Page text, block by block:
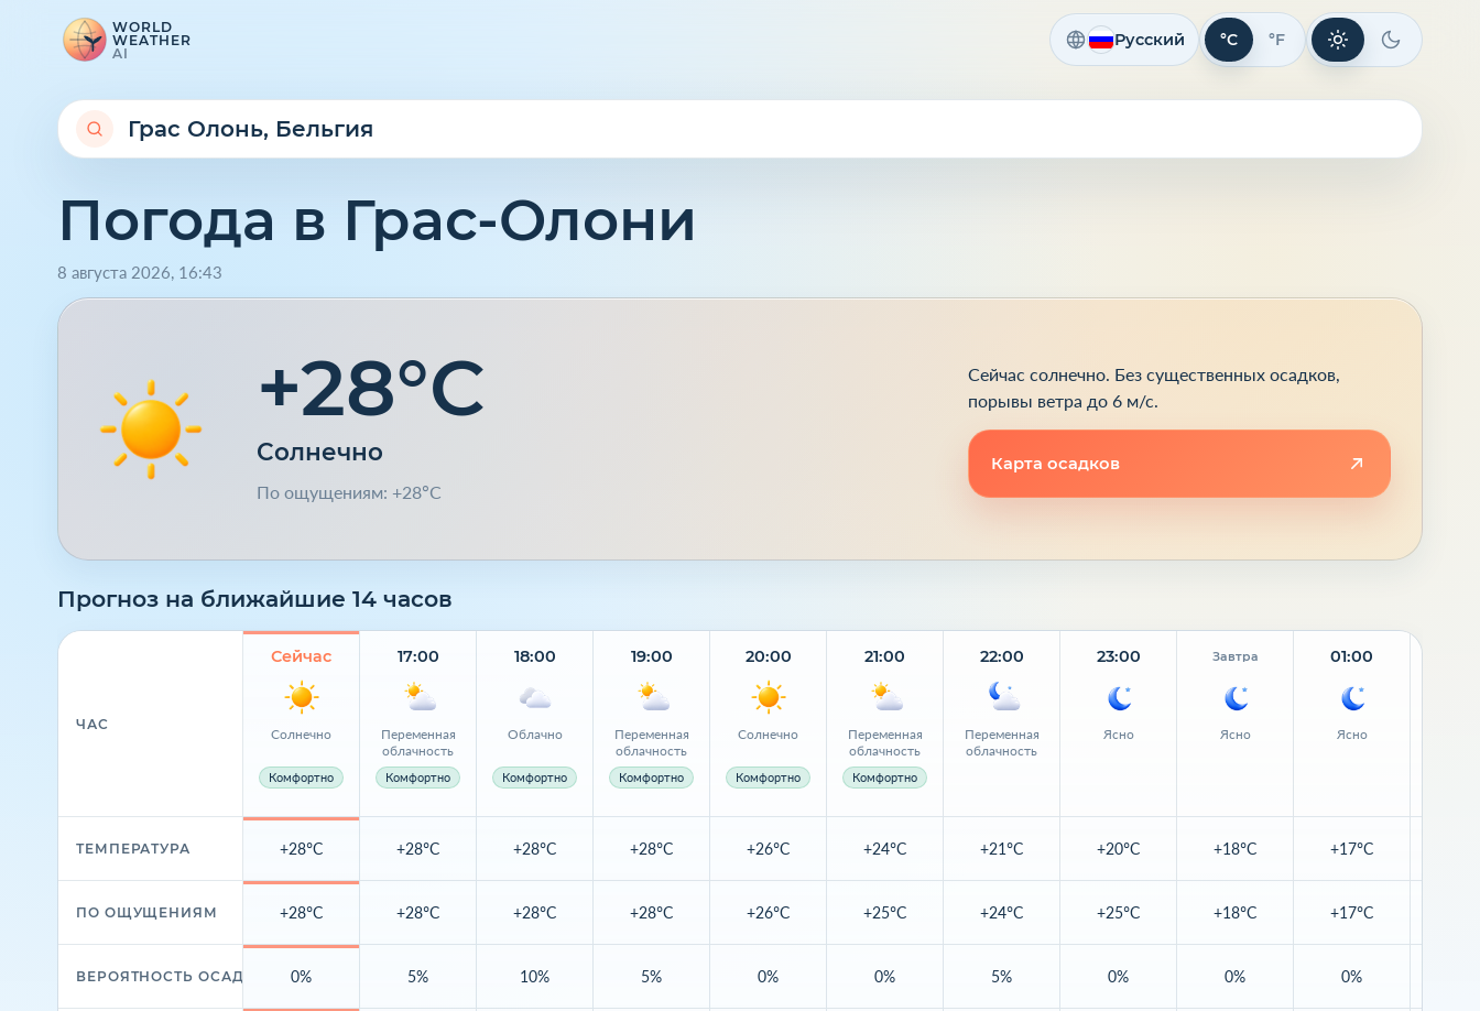
WORLD
WEATHER
AI
Русский °C °F Светлая тема
Темная
Погода в Грас-Олони
8 августа 2026, 16:43
+28°C
Солнечно
По ощущениям: +28°C
Сейчас солнечно. Без существенных осадков,
порывы ветра до 6 м/с.
Карта осадков
Прогноз на ближайшие 14 часов
ЧАС
ТЕМПЕРАТУРА
ПО ОЩУЩЕНИЯМ
ВЕРОЯТНОСТЬ ОСАДКОВ
Сейчас
Солнечно
Комфортно
+28°C
+28°C
0%
17:00
Переменная
облачность
Комфортно
+28°C
+28°C
5%
18:00
Облачно
Комфортно
+28°C
+28°C
10%
19:00
Переменная
облачность
Комфортно
+28°C
+28°C
5%
20:00
Солнечно
Комфортно
+26°C
+26°C
0%
21:00
Переменная
облачность
Комфортно
+24°C
+25°C
0%
22:00
Переменная
облачность
+21°C
+24°C
5%
23:00
Ясно
+20°C
+25°C
0%
Завтра
Ясно
+18°C
+18°C
0%
01:00
Ясно
+17°C
+17°C
0%